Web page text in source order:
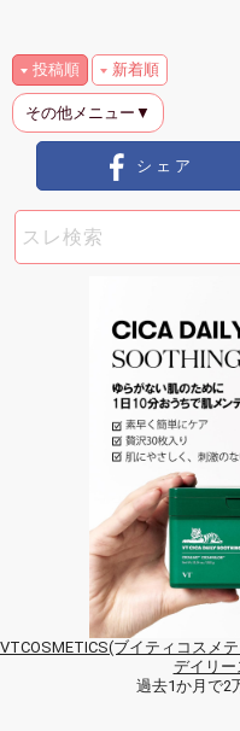
投稿順 新着順
その他メニュー▼
シェア
VTCOSMETICS(ブイティコスメ
デイリ
過去1か月で2